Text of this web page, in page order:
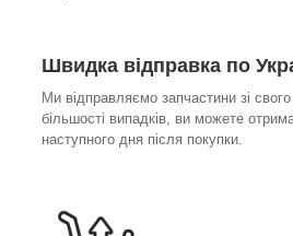
Швидка відправка по
Ми відправляємо запчастини зі
більшості випадків, ви можете
наступного дня після покупки.